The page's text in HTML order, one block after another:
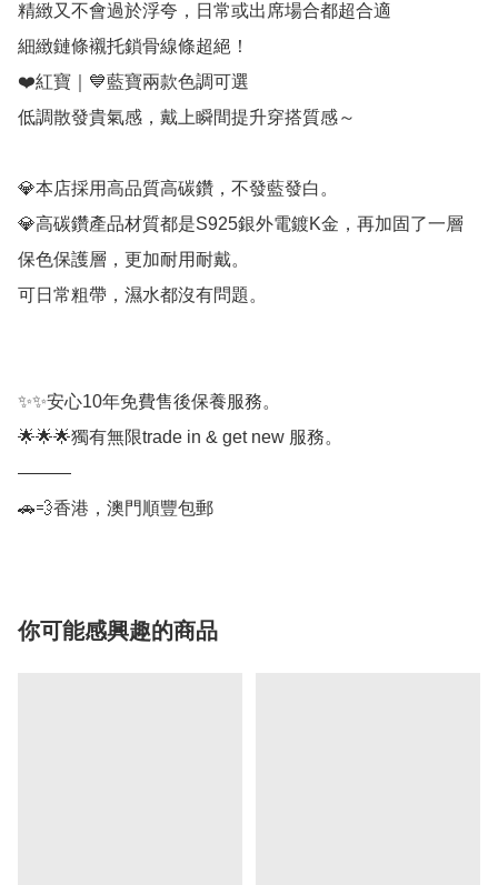
精緻又不會過於浮夸，日常或出席場合都超合適
細緻鏈條襯托鎖骨線條超絕！
❤️紅寶｜💙藍寶兩款色調可選
低調散發貴氣感，戴上瞬間提升穿搭質感～
💎本店採用高品質高碳鑽，不發藍發白。
💎高碳鑽產品材質都是S925銀外電鍍K金，再加固了一層
保色保護層，更加耐用耐戴。
可日常粗帶，濕水都沒有問題。
✨✨安心10年免費售後保養服務。
🌟🌟🌟獨有無限trade in & get new 服務。
———
🚗💨香港，澳門順豐包郵
你可能感興趣的商品